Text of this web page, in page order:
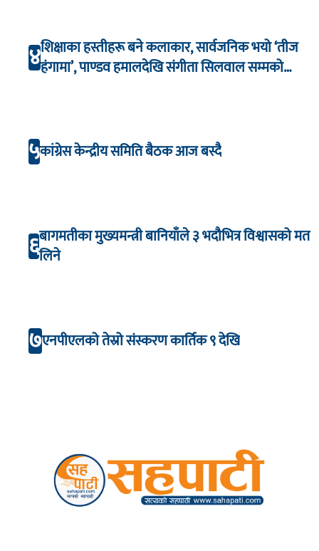
४शिक्षाका हस्तीहरू बने कलाकार, सार्वजनिक भयो ‘तीज
हंगामा’, पाण्डव हमालदेखि संगीता सिलवाल सम्मको
५कांग्रेस केन्द्रीय समिति बैठक आज बस्दै
६बागमतीका मुख्यमन्त्री बानियाँले ३ भदौभित्र विश्वासको मत
लिने
७एनपीएलको तेस्रो संस्करण कार्तिक ९ देखि